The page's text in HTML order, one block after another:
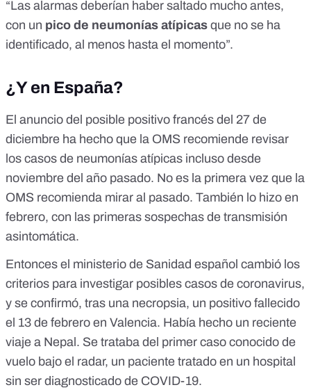
“Las alarmas deberían haber saltado mucho antes,
con un pico de neumonías atípicas que no se ha
identificado, al menos hasta el momento”.
¿Y en España?
El anuncio del posible positivo francés del 27 de
diciembre ha hecho que la OMS recomiende revisar
los casos de neumonías atípicas incluso desde
noviembre del año pasado. No es la primera vez que la
OMS recomienda mirar al pasado. También lo hizo en
febrero, con las primeras sospechas de transmisión
asintomática.
Entonces el ministerio de Sanidad español cambió los
criterios para investigar posibles casos de coronavirus,
y se confirmó, tras una necropsia, un positivo fallecido
el 13 de febrero en Valencia. Había hecho un reciente
viaje a Nepal. Se trataba del primer caso conocido de
vuelo bajo el radar, un paciente tratado en un hospital
sin ser diagnosticado de COVID-19.